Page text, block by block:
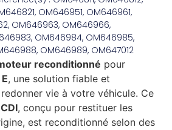
OM646951, OM646961,
OM646963, OM646966,
OM646984, OM646985,
OM646989, OM647012
reconditionné pour
, une solution fiable et
vie à votre véhicule. Ce
, conçu pour restituer les
est reconditionné selon des